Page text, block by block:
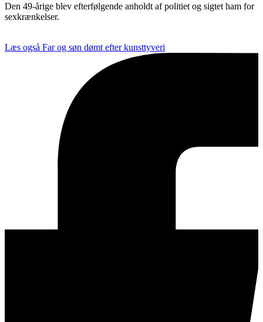
Den 49-årige blev efterfølgende anholdt af politiet og sigtet ham for
sexkrænkelser.
Læs også Far og søn dømt efter kunsttyveri